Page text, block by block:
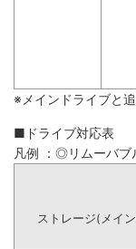
※メインドライブと
■ドライブ対応表
凡例 ：◎リムーバ
ストレージ(メイ